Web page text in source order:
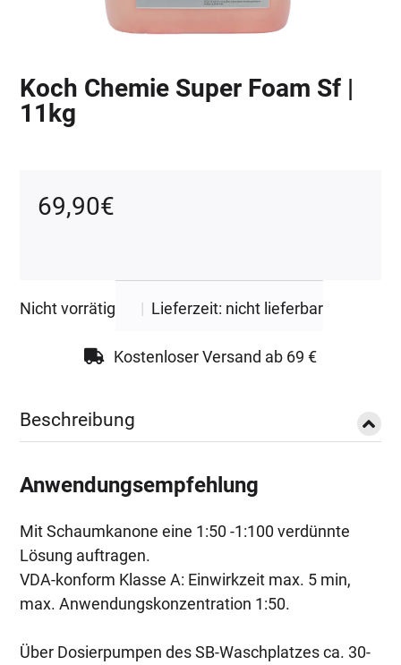
Koch Chemie Super Foam Sf |
11kg
69,90€
Nicht vorrätig | Lieferzeit: nicht lieferbar
Kostenloser Versand ab 69 €
Beschreibung
Anwendungsempfehlung
Mit Schaumkanone eine 1:50 -1:100 verdünnte
Lösung auftragen.
VDA-konform Klasse A: Einwirkzeit max. 5 min,
max. Anwendungskonzentration 1:50.
Über Dosierpumpen des SB-Waschplatzes ca. 30-